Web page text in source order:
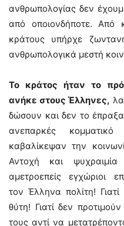
ανθρωπολογίας δεν
από οποιονδήποτε. Από
κράτους υπήρχε
ανθρωπολογικά μεστή
Το κράτος ήταν το
ανήκε στους Έλληνες,
δώσουν και δεν το
ανεπαρκές
καβαλίκεψαν την
Αντοχή και ψυχραιμία
αμετροεπείς εγχώριοι
τον Έλληνα πολίτη!
θύτη! Γιατί δεν
τους αντί να